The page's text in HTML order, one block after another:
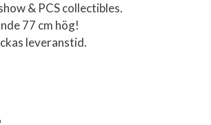
& PCS collectibles.
77 cm hög!
leveranstid.